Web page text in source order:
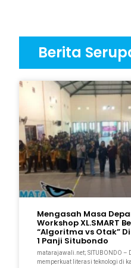
Berita
Mengasah Masa
Workshop XL.SMART
“Algoritma vs Otak” Di
1 Panji Situbondo
matarajawali.net; SITUBONDO –
memperkuat literasi teknologi di